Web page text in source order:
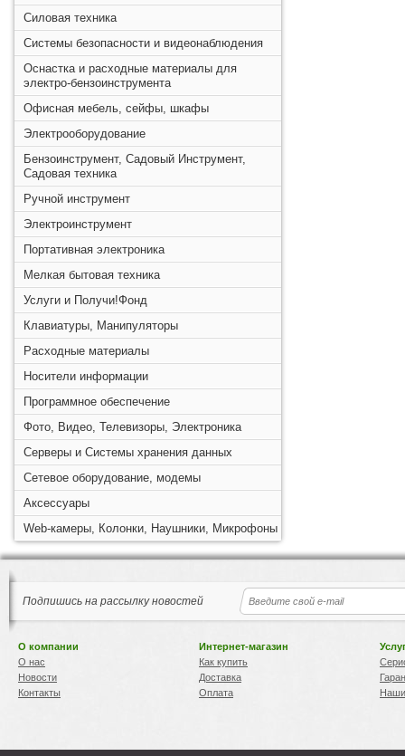
Силовая техника
Системы безопасности и видеонаблюдения
Оснастка и расходные материалы для
электро-бензоинструмента
Офисная мебель, сейфы, шкафы
Электрооборудование
Бензоинструмент, Садовый Инструмент,
Садовая техника
Ручной инструмент
Электроинструмент
Портативная электроника
Мелкая бытовая техника
Услуги и Получи!Фонд
Клавиатуры, Манипуляторы
Расходные материалы
Носители информации
Программное обеспечение
Фото, Видео, Телевизоры, Электроника
Серверы и Системы хранения данных
Сетевое оборудование, модемы
Аксессуары
Web-камеры, Колонки, Наушники, Микрофоны
Подпишись на рассылку новостей
О компании
О нас
Новости
Контакты
Интернет-магазин
Как купить
Доставка
Оплата